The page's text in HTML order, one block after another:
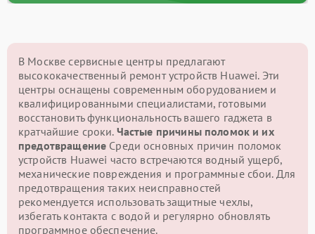
В Москве сервисные центры предлагают
высококачественный ремонт устройств Huawei. Эти
центры оснащены современным оборудованием и
квалифицированными специалистами, готовыми
восстановить функциональность вашего гаджета в
кратчайшие сроки. Частые причины поломок и их
предотвращение Среди основных причин поломок
устройств Huawei часто встречаются водный ущерб,
механические повреждения и программные сбои. Для
предотвращения таких неисправностей
рекомендуется использовать защитные чехлы,
избегать контакта с водой и регулярно обновлять
программное обеспечение.